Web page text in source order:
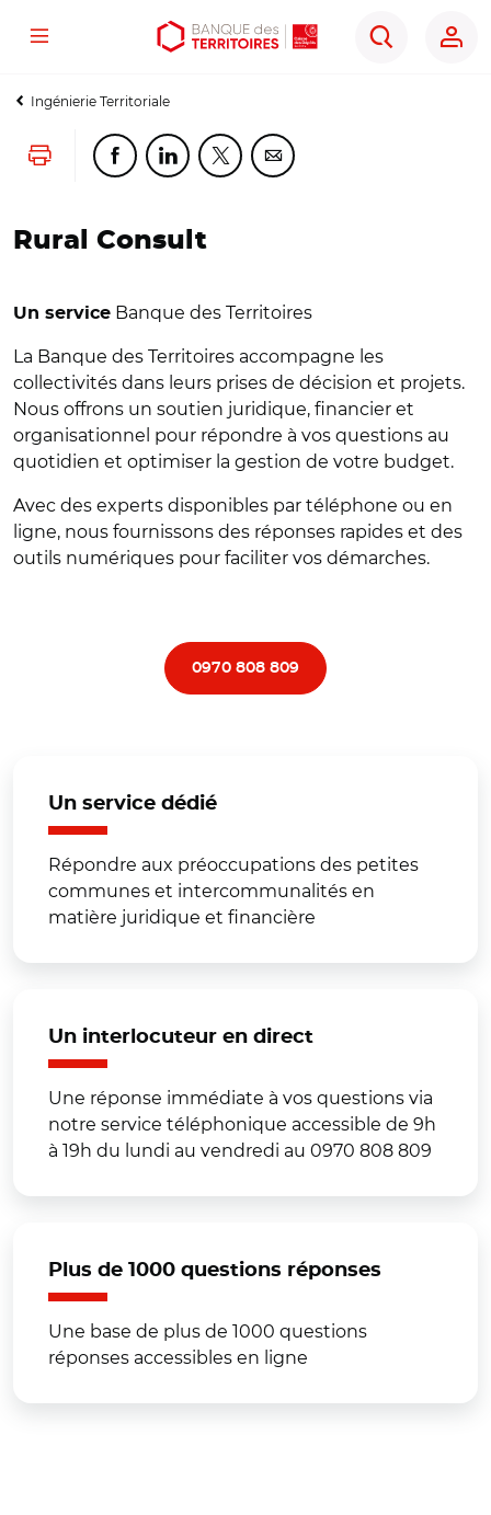
Aller
contenu
Aller
menu
Ouvrir
outils
Menu
Rechercher
Ingénierie Territoriale
Lancer l'impressionPartager cette page sur Facebook
Partager cette page sur Linkedin
Partager cette page sur Twitter
Partager cette page sur
Rural Consult
Un service Banque des Territoires
La Banque des Territoires accompagne les
collectivités dans leurs prises de décision et projets.
Nous offrons un soutien juridique, financier et
organisationnel pour répondre à vos questions au
quotidien et optimiser la gestion de votre budget.
Avec des experts disponibles par téléphone ou en
ligne, nous fournissons des réponses rapides et des
outils numériques pour faciliter vos démarches.
0970 808 809
Un service dédié
Répondre aux préoccupations des petites
communes et intercommunalités en
matière juridique et financière
Un interlocuteur en direct
Une réponse immédiate à vos questions via
notre service téléphonique accessible de 9h
à 19h du lundi au vendredi au 0970 808 809
Plus de 1000 questions réponses
Une base de plus de 1000 questions
réponses accessibles en ligne